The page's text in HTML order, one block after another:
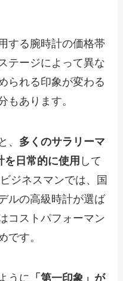
する腕時計の価格帯
テージによって異な
られる印象が変わる
もあります。
、 多くのサラリーマ
を日常的に使用 して
ジネスマンでは、国
ルの高級時計が選ば
コストパフォーマン
です。
うに 「第一印象」が